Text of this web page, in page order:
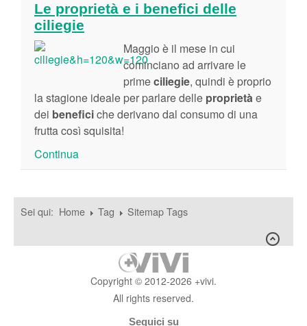
Le proprietà e i benefici delle
ciliegie
Maggio è il mese in cui
cominciano ad arrivare le
primeciliegie, quindi è proprio
la stagione ideale per parlare delle proprietàe
dei beneficiche derivano dal consumo di una
frutta così squisita!
Continua
Sei qui: Home Tag Sitemap Tags
Copyright © 2012-2026 +vivi.
All rights reserved.
Seguici su